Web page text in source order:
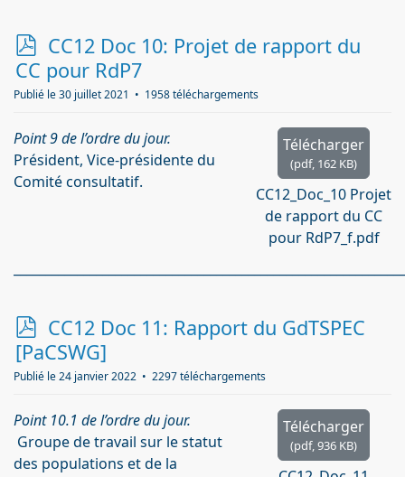
p
d
f
CC12 Doc 10: Projet de rapport du
CC pour RdP7
Publié le 30 juillet 2021 1958 téléchargements
Télécharger
(pdf, 162 KB)
CC12_Doc_10 Projet
de rapport du CC
pour RdP7_f.pdf
Point 9 de l’ordre du jour.
Président, Vice-présidente du
Comité consultatif.
p
d
f
CC12 Doc 11: Rapport du GdTSPEC
[PaCSWG]
Publié le 24 janvier 2022 2297 téléchargements
Télécharger
(pdf,936 KB)
Point 10.1 de l’ordre du jour.
Groupe de travail sur le statut
des populations et de la